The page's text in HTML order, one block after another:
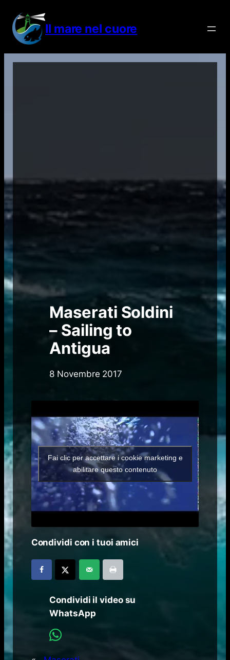
contenuto
Il mare nel cuore
Maserati Soldini
– Sailing to
Antigua
8 Novembre 2017
Fai clic per accettare i cookie marketing e
abilitare questo contenuto
Condividi con i tuoi amici
Condividi il video su
WhatsApp